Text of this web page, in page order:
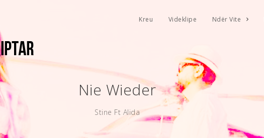
Kreu Videklipe Ndër Vite
Nie Wieder
Stine Ft Alida